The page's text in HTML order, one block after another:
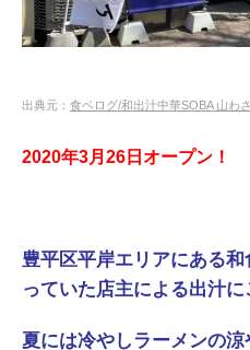
出典元： 食ベログ/和出汁中華SOBA 山わ
2020年3月26日オープン！
豊平区平岸エリアにある和
っていた店主による出汁に
夏には冷やしラーメンの涼